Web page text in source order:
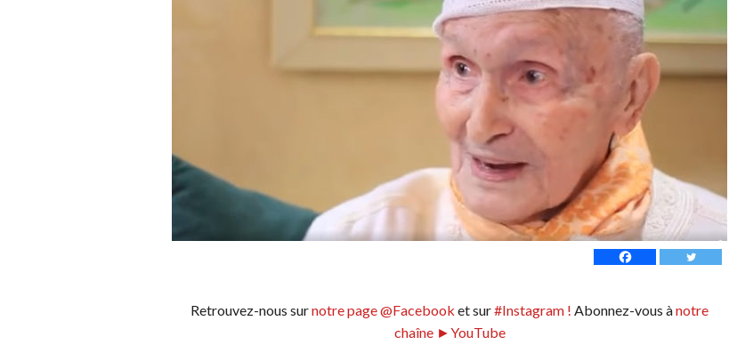
Retrouvez-nous surnotre page @Facebook et sur#Instagram ! Abonnez-vous ànotre
chaîne ►YouTube